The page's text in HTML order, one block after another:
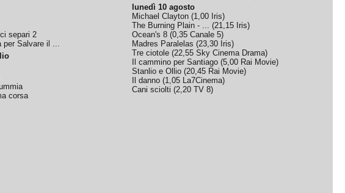
separi 2
per Salvare il ...
corsa
lunedì 10 agosto
Michael Clayton (1,00 Iris)
The Burning Plain - ... (21,15 Iris)
Ocean's 8 (0,35 Canale 5)
Madres Paralelas (23,30 Iris)
Tre ciotole (22,55 Sky Cinema Drama)
Il cammino per Santiago (5,00 Rai Movie)
Stanlio e Ollio (20,45 Rai Movie)
Il danno (1,05 La7Cinema)
Cani sciolti (2,20 TV 8)